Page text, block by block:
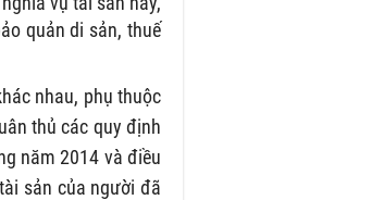
quản di sản, thuế
nhau, phụ thuộc
thủ các quy định
năm 2014 và điều
sản của người đã